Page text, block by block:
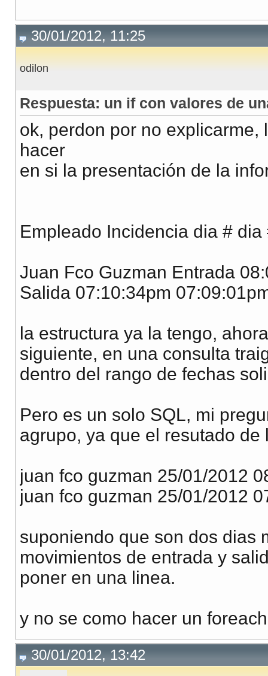
30/01/2012, 11:25
odilon
Respuesta: un if con valores de
ok, perdon por no
hacer
en si la presentación de la
Empleado Incidencia dia # dia
Juan Fco Guzman Entrada
Salida 07:10:34pm
la estructura ya la tengo,
siguiente, en una consulta
dentro del rango de fechas
Pero es un solo SQL, mi
agrupo, ya que el resutado de
juan fco guzman 25/01/2012
juan fco guzman 25/01/2012
suponiendo que son dos dias
movimientos de entrada y
poner en una linea.
y no se como hacer un
30/01/2012, 13:42